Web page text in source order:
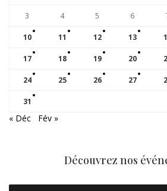
3 4 5 6
10 11 12 13
17 18 19 20
24 25 26 27
31
« Déc Fév »
Découvrez nos